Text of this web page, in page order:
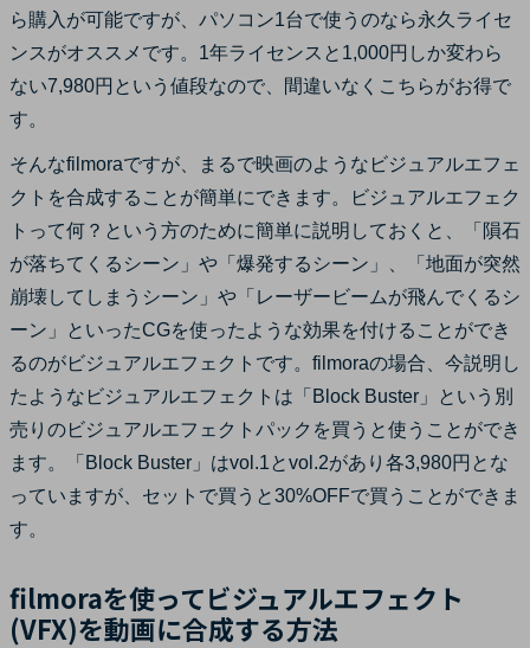
ら購入が可能ですが、パソコン1台で使うのなら永久ライセ
ンスがオススメです。1年ライセンスと1,000円しか変わら
ない7,980円という値段なので、間違いなくこちらがお得で
す。
そんなfilmoraですが、まるで映画のようなビジュアルエフェ
クトを合成することが簡単にできます。ビジュアルエフェク
トって何？という方のために簡単に説明しておくと、「隕石
が落ちてくるシーン」や「爆発するシーン」、「地面が突然
崩壊してしまうシーン」や「レーザービームが飛んでくるシ
ーン」といったCGを使ったような効果を付けることができ
るのがビジュアルエフェクトです。filmoraの場合、今説明し
たようなビジュアルエフェクトは「Block Buster」という別
売りのビジュアルエフェクトパックを買うと使うことができ
ます。「Block Buster」はvol.1とvol.2があり各3,980円とな
っていますが、セットで買うと30%OFFで買うことができま
す。
filmoraを使ってビジュアルエフェクト
(VFX)を動画に合成する方法